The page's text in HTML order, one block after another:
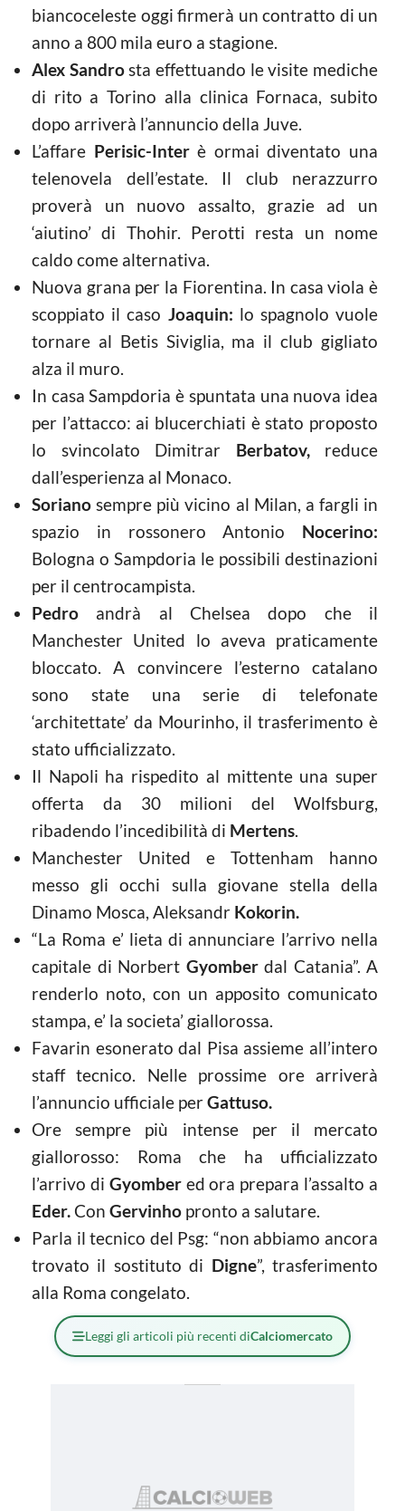
biancoceleste oggi firmerà un contratto di un
anno a 800 mila euro a stagione.
Alex Sandrosta effettuando le visite mediche
di rito a Torino alla clinica Fornaca, subito
dopo arriverà l’annuncio della Juve.
L’affare Perisic-Interè ormai diventato una
telenovela dell’estate. Il club nerazzurro
proverà un nuovo assalto, grazie ad un
‘aiutino’ di Thohir. Perotti resta un nome
caldo come alternativa.
Nuova grana per la Fiorentina. In casa viola è
scoppiato il caso Joaquin: lo spagnolo vuole
tornare al Betis Siviglia, ma il club gigliato
alza il muro.
In casa Sampdoria è spuntata una nuova idea
per l’attacco: ai blucerchiati è stato proposto
lo svincolato Dimitrar Berbatov,reduce
dall’esperienza al Monaco.
Soriano sempre più vicino al Milan, a fargli in
spazio in rossonero Antonio Nocerino:
Bologna o Sampdoria le possibili destinazioni
per il centrocampista.
Pedro andrà al Chelsea dopo che il
Manchester United lo aveva praticamente
bloccato. A convincere l’esterno catalano
sono state una serie di telefonate
‘architettate’ da Mourinho, il trasferimento è
stato ufficializzato.
Il Napoli ha rispedito al mittente una super
offerta da 30 milioni del Wolfsburg,
ribadendo l’incedibilità di Mertens.
Manchester United e Tottenham hanno
messo gli occhi sulla giovane stella della
Dinamo Mosca, Aleksandr Kokorin.
“La Roma e’ lieta di annunciare l’arrivo nella
capitale di Norbert Gyomberdal Catania”. A
renderlo noto, con un apposito comunicato
stampa, e’ la societa’ giallorossa.
Favarin esonerato dal Pisa assieme all’intero
staff tecnico. Nelle prossime ore arriverà
l’annuncio ufficiale perGattuso.
Ore sempre più intense per il mercato
giallorosso: Roma che ha ufficializzato
l’arrivo di Gyombered ora prepara l’assalto a
Eder.Con Gervinho pronto a salutare.
Parla il tecnico del Psg: “non abbiamo ancora
trovato il sostituto di Digne”, trasferimento
alla Roma congelato.
Leggi gli articoli più recenti diCalciomercato